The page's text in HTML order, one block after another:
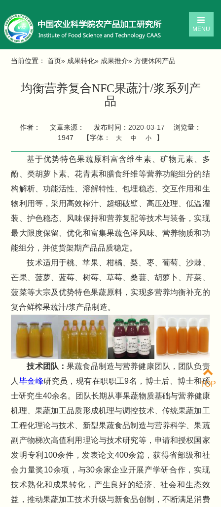
MENU
当前位置：首页» 成果转化» 成果推介» 方便休闲产品
均衡营养复合NFC果蔬汁/浆系列产
品
作者： 文章来源： 发布时间： 2020-03-17
浏览量：
1947
【字体： 大 中 小 】
基于优势特色果蔬原料富含维生素、矿物元素、多
酚、类胡萝卜素、花青素和膳食纤维等营养功能组分的结
构解析、功能活性、溶解特性、包埋稳态、交互作用和生
物利用等，采用高效榨汁、超细破壁、高压处理、低温灌
装、护色稳态、风味保持和营养复配等技术与装备，实现
最大限度保留、优化和富集果蔬色泽风味、营养物质和功
能组分，并使货架期产品品质稳定。
技术适用于桃、苹果、柑橘、梨、枣、葡萄、沙棘、
芒果、菠萝、蓝莓、树莓、草莓、桑葚、胡萝卜、芹菜、
菠菜等大宗及优势特色果蔬原料，实现多营养均衡补充的
复合鲜榨果蔬汁/浆产品制造。
技术团队：果蔬食品制造与营养健康团队，团队负责
人 毕金峰研究员，现有在职职工9名，博士后、博士和硕
士研究生40余名。团队长期从事果蔬物质基础与营养健康
机理、果蔬加工品质形成机理与调控技术、传统果蔬加工
工程化理论与技术、新型果蔬食品制造与营养科学、果蔬
副产物梯次高值利用理论与技术研究等，申请和授权国家
发明专利100余件，发表论文400余篇，获得省部级和社
会力量奖10余项，与30余家企业开展产学研合作，实现
技术熟化和成果转化，产生良好的经济、社会和生态效
益，推动果蔬加工技术升级与新食品创制，不断满足消费
TOP